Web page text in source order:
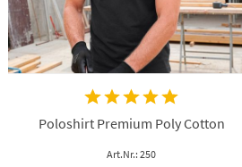
Poloshirt Premium Poly Cotton
Art.Nr.: 250